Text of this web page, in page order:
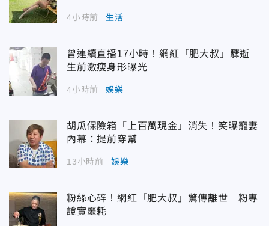
4小時前 生活
曾連續直播17小時！網紅「肥大叔」驟逝
生前激瘦身形曝光
4小時前 娛樂
胡瓜保險箱「上百萬現金」消失！笑曝寵妻
內幕：提前穿幫
13小時前 娛樂
粉絲心碎！網紅「肥大叔」驚傳離世 粉專
證實噩耗